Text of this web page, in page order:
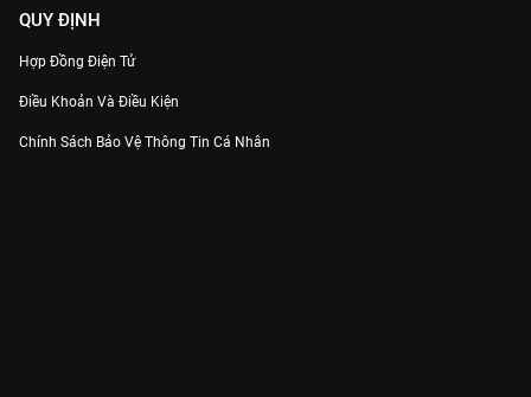
QUY ĐỊNH
Hợp Đồng Điện Tử
Điều Khoản Và Điều Kiện
Chính Sách Bảo Vệ Thông Tin Cá Nhân